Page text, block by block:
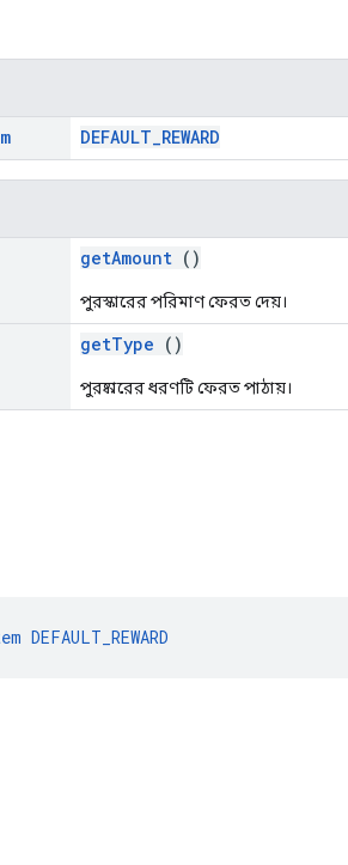
DEFAULT_REWARD
getAmount ()
পুরস্কারের পরিমাণ ফেরত দেয়।
getType ()
পুরষ্কারের ধরণটি ফেরত পাঠায়।
DEFAULT_REWARD